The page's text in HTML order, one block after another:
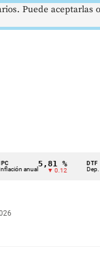
anual
5,81 %
▼ 0.12 Dep.
Puede aceptarlas